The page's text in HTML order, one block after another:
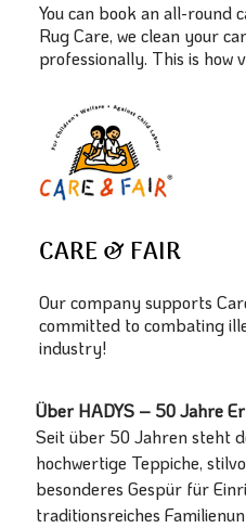
You can book an all-round
Rug Care, we clean your
professionally. This is how
CARE & FAIR
Our company supports
committed to combating
industry!
Über HADYS – 50 Jahre
Seit über 50 Jahren steht
hochwertige Teppiche,
besonderes Gespür für
traditionsreiches